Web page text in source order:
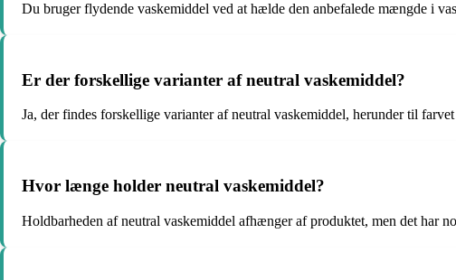
Du bruger flydende vaskemiddel ved at hælde den anbefalede mængde i
Er der forskellige varianter af neutral vaskemiddel?
Ja, der findes forskellige varianter af neutral vaskemiddel, herunder til
Hvor længe holder neutral vaskemiddel?
Holdbarheden af neutral vaskemiddel afhænger af produktet, men det har